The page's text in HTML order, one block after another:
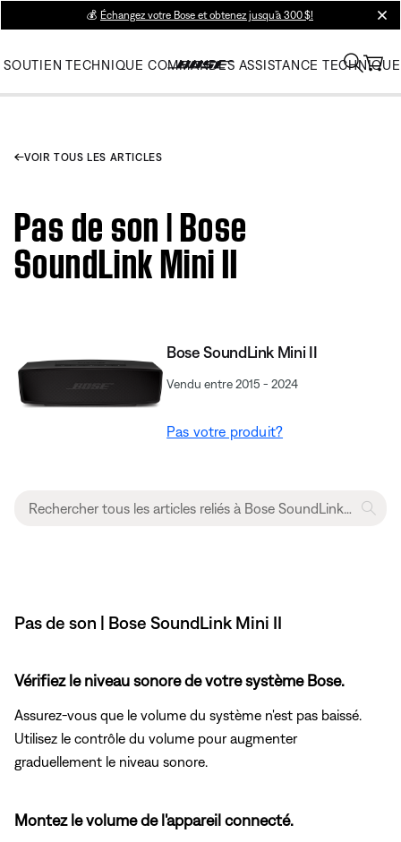
💰 Échangez votre Bose et obtenez jusqu’à 300 $!
SOUTIEN TECHNIQUE COMMANDES ASSISTANCE TECHNIQUE
VOIR TOUS LES ARTICLES
Pas de son | Bose
SoundLink Mini II
Bose SoundLink Mini II
Vendu entre 2015 - 2024
Pas votre produit?
Pas de son | Bose SoundLink Mini II
Vérifiez le niveau sonore de votre système Bose.
Assurez-vous que le volume du système n'est pas baissé.
Utilisez le contrôle du volume pour augmenter
graduellement le niveau sonore.
Montez le volume de l'appareil connecté.